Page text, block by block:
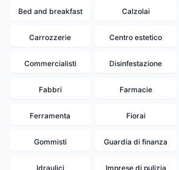
Bed and breakfast Calzolai
Carrozzerie Centro estetico
Commercialisti Disinfestazione
Fabbri Farmacie
Ferramenta Fiorai
Gommisti Guardia di finanza
Idraulici Imprese di pulizia